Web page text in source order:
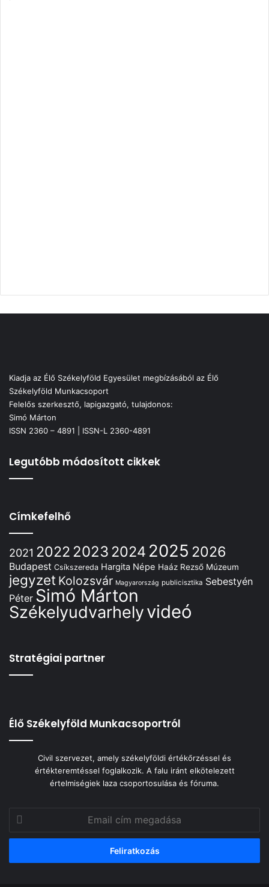
Kiadja az Élő Székelyföld Egyesület megbízásából az Élő
Székelyföld Munkacsoport
Felelős szerkesztő, lapigazgató, tulajdonos:
Simó Márton
ISSN 2360 – 4891 | ISSN-L 2360-4891
Legutóbb módosított cikkek
Címkefelhő
2021 2022 2023 2024 2025 2026
Budapest Csíkszereda Hargita Népe Haáz Rezső Múzeum
jegyzet Kolozsvár Magyarország publicisztika Sebestyén
Péter Simó Márton
Székelyudvarhelyvideó
Stratégiai partner
Élő Székelyföld Munkacsoportról
Civil szervezet, amely székelyföldi értékőrzéssel és
értékteremtéssel foglalkozik. A falu iránt elkötelezett
értelmiségiek laza csoportosulása és fóruma.
cím
megadása